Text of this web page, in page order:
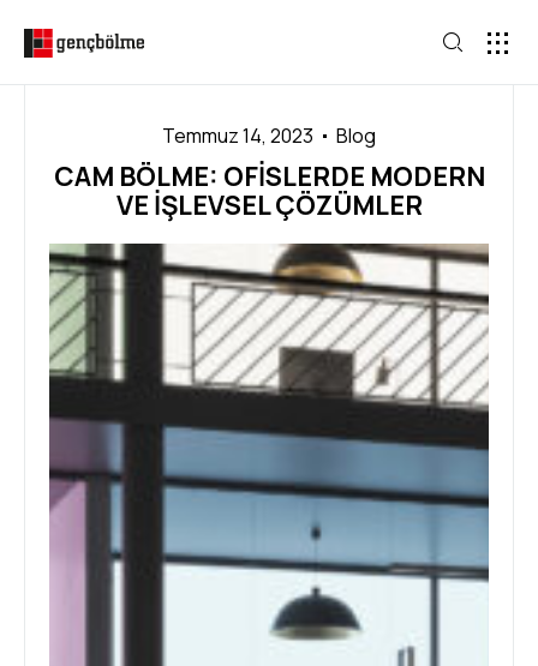
Temmuz 14, 2023 Blog
CAM BÖLME: OFISLERDE MODERN
VE İŞLEVSEL ÇÖZÜMLER